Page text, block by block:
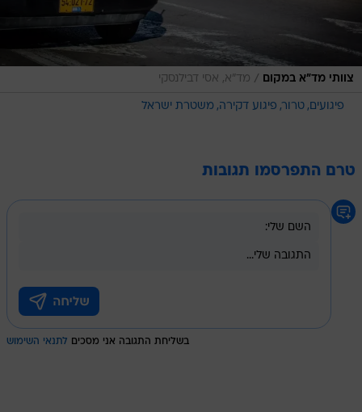
צוותי מד"א במקום / מד"א, אסי דבילנסקי
פיגועים טרור פיגוע דקירה משטרת ישראל
טרם התפרסמו תגובות
בשליחת התגובה אני מסכים לתנאי השימוש